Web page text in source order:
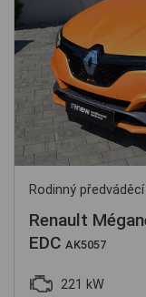
Rodinný
Renault
EDC AK5057
221 kW